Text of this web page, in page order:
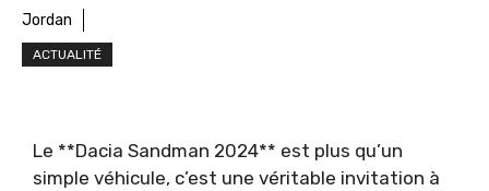
Jordan
ACTUALITÉ
Le **Dacia Sandman 2024** est plus qu’un
simple véhicule, c’est une véritable invitation à